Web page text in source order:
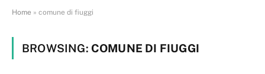
Home » comune di fiuggi
BROWSING: COMUNE DI FIUGGI